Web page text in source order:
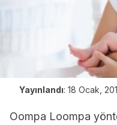
Yayınlandı: 18 Ocak,
Oompa Loompa